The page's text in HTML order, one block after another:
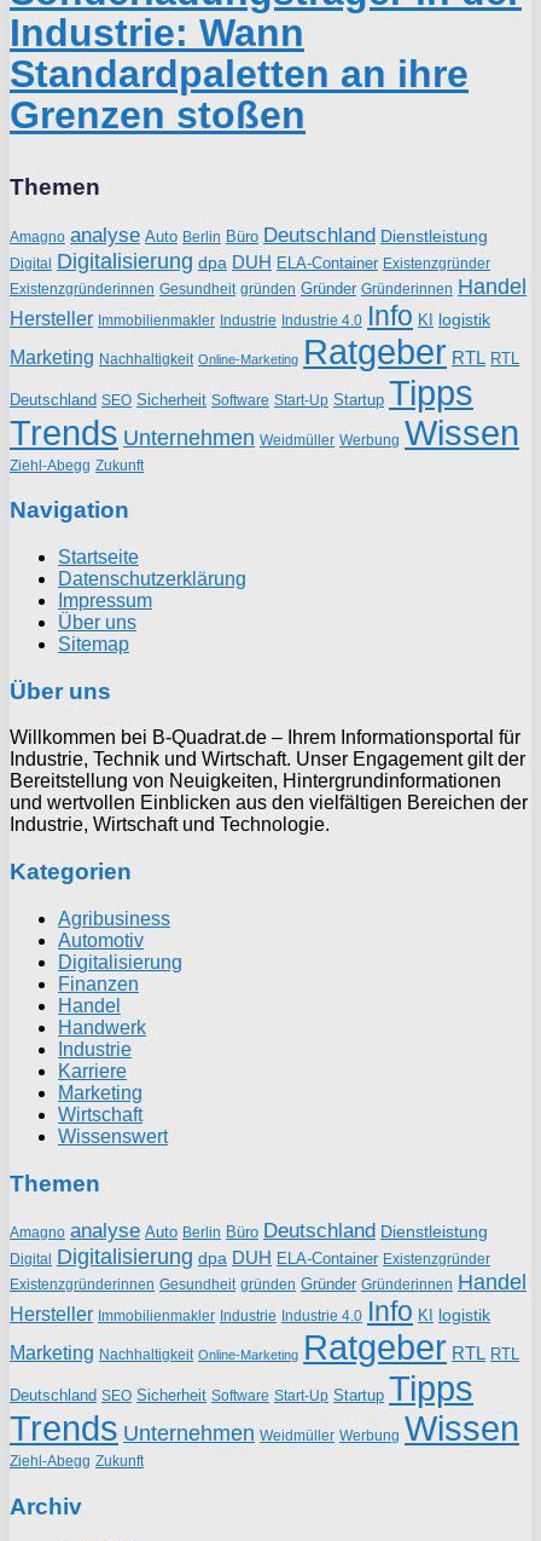
Industrie: Wann
Standardpaletten an ihre
Grenzen stoßen
Themen
Amagno analyse Auto Berlin Büro Deutschland Dienstleistung
Digital Digitalisierung dpa DUH ELA-Container Existenzgründer
Existenzgründerinnen Gesundheit gründen Gründer Gründerinnen Handel
Hersteller Immobilienmakler Industrie Industrie 4.0 Info KI logistik
Marketing Nachhaltigkeit Online-Marketing Ratgeber RTL RTL
Deutschland SEO Sicherheit Software Start-Up Startup Tipps
Trends Unternehmen Weidmüller Werbung Wissen
Ziehl-Abegg Zukunft
Navigation
Startseite
Datenschutzerklärung
Impressum
Über uns
Sitemap
Über uns
Willkommen bei B-Quadrat.de – Ihrem Informationsportal für
Industrie, Technik und Wirtschaft. Unser Engagement gilt der
Bereitstellung von Neuigkeiten, Hintergrundinformationen
und wertvollen Einblicken aus den vielfältigen Bereichen der
Industrie, Wirtschaft und Technologie.
Kategorien
Agribusiness
Automotiv
Digitalisierung
Finanzen
Handel
Handwerk
Industrie
Karriere
Marketing
Wirtschaft
Wissenswert
Themen
Amagno analyse Auto Berlin Büro Deutschland Dienstleistung
Digital Digitalisierung dpa DUH ELA-Container Existenzgründer
Existenzgründerinnen Gesundheit gründen Gründer Gründerinnen Handel
Hersteller Immobilienmakler Industrie Industrie 4.0 Info KI logistik
Marketing Nachhaltigkeit Online-Marketing Ratgeber RTL RTL
Deutschland SEO Sicherheit Software Start-Up Startup Tipps
Trends Unternehmen Weidmüller Werbung Wissen
Ziehl-Abegg Zukunft
Archiv